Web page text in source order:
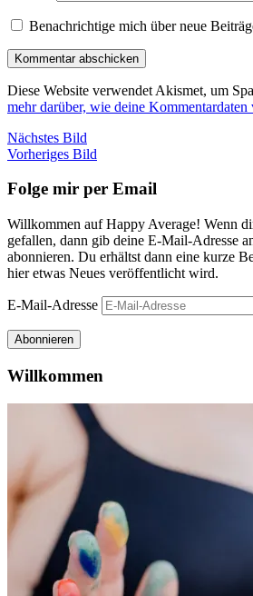
Benachrichtige mich über neue
Diese Website verwendet Akismet, um
mehr darüber, wie deine Kommentardaten
Nächstes Bild
Vorheriges Bild
Folge mir per Email
Willkommen auf Happy Average! Wenn
gefallen, dann gib deine E-Mail-Adresse
abonnieren. Du erhältst dann eine kurze
hier etwas Neues veröffentlicht wird.
E-Mail-Adresse
Abonnieren
Willkommen